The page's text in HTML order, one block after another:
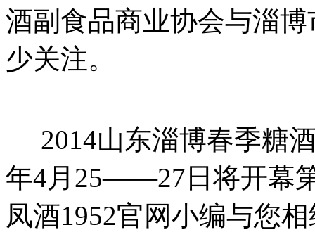
酒副食品商业协会与淄
少关注。
2014山东淄博春季糖
年4月25——27日将开幕
凤酒1952官网小编与您